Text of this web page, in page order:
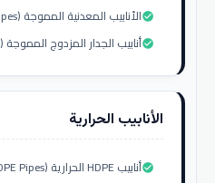
الأنابيب المعدنية المموجة (Corrugated Metal Pipes)check_circle
أنابيب الجدار المزدوج المموجة (DWC Pipes)check_circle
الأنابيب الحرارية
أنابيب HDPE الحرارية (Geothermal HDPE Pipes)check_circle